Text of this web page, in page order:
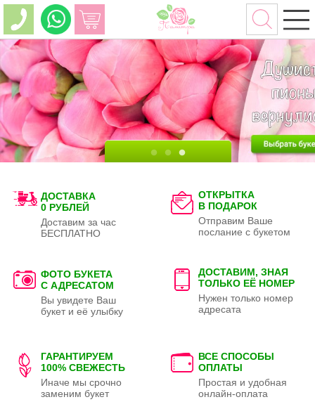
ДОСТАВКА
0 РУБЛЕЙ
Доставим за час
БЕСПЛАТНО
ОТКРЫТКА
В ПОДАРОК
Отправим Ваше
послание с букетом
ФОТО БУКЕТА
С АДРЕСАТОМ
Вы увидете Ваш
букет и её улыбку
ДОСТАВИМ, ЗНАЯ
ТОЛЬКО ЕЁ НОМЕР
Нужен только номер
адресата
ГАРАНТИРУЕМ
100% СВЕЖЕСТЬ
Иначе мы срочно
заменим букет
ВСЕ СПОСОБЫ
ОПЛАТЫ
Простая и удобная
онлайн-оплата